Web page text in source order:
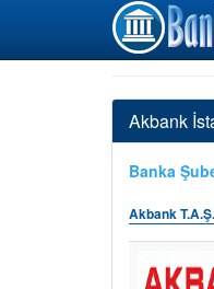
Akbank
Banka
Akbank